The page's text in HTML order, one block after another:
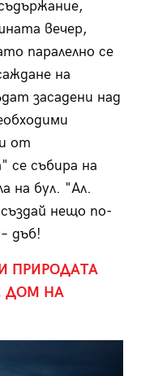
вечер,
паралелно се
на
засадени над
от
се събира на
на бул. "Ал.
нещо по-
дъб!
ПРИРОДАТА
ДОМ НА